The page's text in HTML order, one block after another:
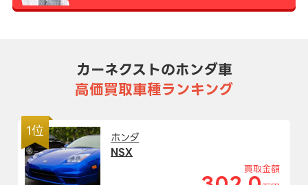
カーネクストのホンダ車
高価買取車種ランキング
1位
ホンダ
NSX
買取金額